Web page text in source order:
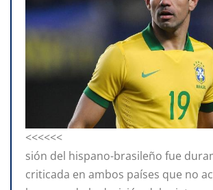
<<<<<<
sión del hispano-brasileño fue
criticada en ambos países que no